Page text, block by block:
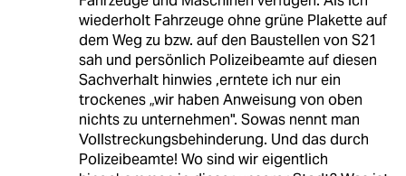
wiederholt Fahrzeuge ohne grüne Plakette auf
dem Weg zu bzw. auf den Baustellen von S21
sah und persönlich Polizeibeamte auf diesen
Sachverhalt hinwies ,erntete ich nur ein
trockenes „wir haben Anweisung von oben
nichts zu unternehmen". Sowas nennt man
Vollstreckungsbehinderung. Und das durch
Polizeibeamte! Wo sind wir eigentlich